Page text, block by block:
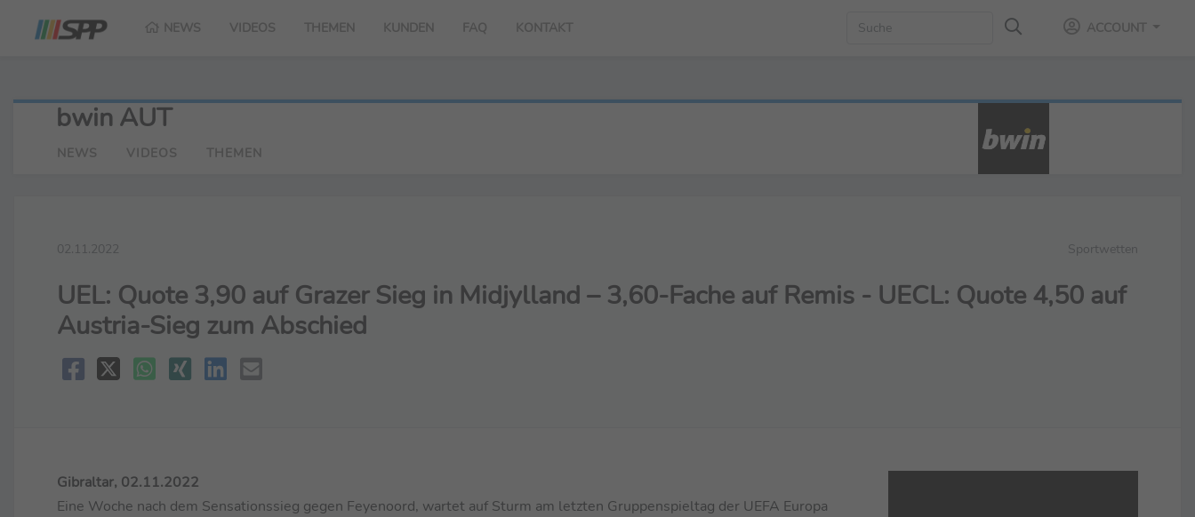
NEWS VIDEOS THEMEN KUNDEN FAQ KONTAKT ACCOUNT
bwin AUT
NEWS VIDEOS THEMEN
02.11.2022 Sportwetten
UEL: Quote 3,90 auf Grazer Sieg in Midjylland – 3,60-Fache auf Remis - UECL: Quote 4,50 auf
Austria-Sieg zum Abschied
Gibraltar, 02.11.2022
Eine Woche nach dem Sensationssieg gegen Feyenoord, wartet auf Sturm am letzten Gruppenspieltag der UEFA Europa